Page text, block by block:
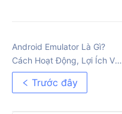
Android Emulator Là Gì?
Cách Hoạt Động, Lợi Ích Và
Giới Hạn
Trước đây